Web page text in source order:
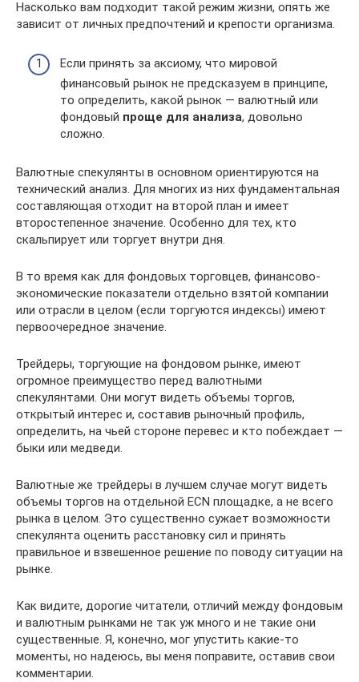
Насколько вам подходит такой режим жизни, опять же
зависит от личных предпочтений и крепости организма.
Если принять за аксиому, что мировой
финансовый рынок не предсказуем в принципе,
то определить, какой рынок — валютный или
фондовый проще для анализа, довольно
сложно.
Валютные спекулянты в основном ориентируются на
технический анализ. Для многих из них фундаментальная
составляющая отходит на второй план и имеет
второстепенное значение. Особенно для тех, кто
скальпирует или торгует внутри дня.
В то время как для фондовых торговцев, финансово-
экономические показатели отдельно взятой компании
или отрасли в целом (если торгуются индексы) имеют
первоочередное значение.
Трейдеры, торгующие на фондовом рынке, имеют
огромное преимущество перед валютными
спекулянтами. Они могут видеть объемы торгов,
открытый интерес и, составив рыночный профиль,
определить, на чьей стороне перевес и кто побеждает —
быки или медведи.
Валютные же трейдеры в лучшем случае могут видеть
объемы торгов на отдельной ECN площадке, а не всего
рынка в целом. Это существенно сужает возможности
спекулянта оценить расстановку сил и принять
правильное и взвешенное решение по поводу ситуации на
рынке.
Как видите, дорогие читатели, отличий между фондовым
и валютным рынками не так уж много и не такие они
существенные. Я, конечно, мог упустить какие-то
моменты, но надеюсь, вы меня поправите, оставив свои
комментарии.